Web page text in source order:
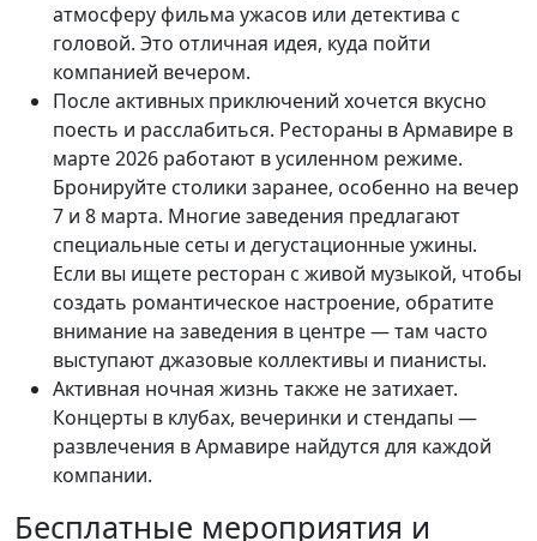
атмосферу фильма ужасов или детектива с
головой. Это отличная идея, куда пойти
компанией вечером.
После активных приключений хочется вкусно
поесть и расслабиться. Рестораны в Армавире в
марте 2026 работают в усиленном режиме.
Бронируйте столики заранее, особенно на вечер
7 и 8 марта. Многие заведения предлагают
специальные сеты и дегустационные ужины.
Если вы ищете ресторан с живой музыкой, чтобы
создать романтическое настроение, обратите
внимание на заведения в центре — там часто
выступают джазовые коллективы и пианисты.
Активная ночная жизнь также не затихает.
Концерты в клубах, вечеринки и стендапы —
развлечения в Армавире найдутся для каждой
компании.
Бесплатные мероприятия и